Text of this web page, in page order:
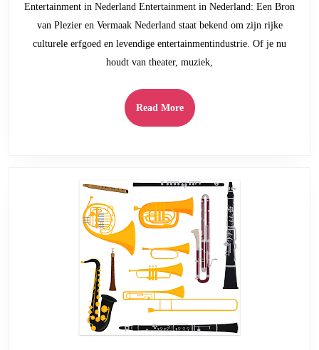
in
met
Entertainment in Nederland Entertainment in Nederland: Een Bron
van Plezier en Vermaak Nederland staat bekend om zijn rijke
culturele erfgoed en levendige entertainmentindustrie. Of je nu
houdt van theater, muziek,
Read MoreRead
More